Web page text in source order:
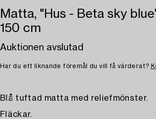
Matta, "Hus - Beta sky
150 cm
Auktionen avslutad
Har du ett liknande föremål du vill få värderat?
Blå tuftad matta med reliefmönster.
Fläckar.